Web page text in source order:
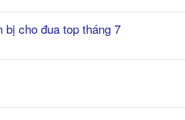
bị cho đua top tháng 7